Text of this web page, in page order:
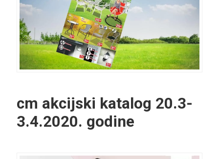
cm akcijski katalog 20.3-
3.4.2020. godine